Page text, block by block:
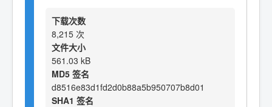
下载次数
8,215 次
文件大小
561.03 kB
MD5 签名
d8516e83d1fd2d0b88a5b950707b8d01
SHA1 签名